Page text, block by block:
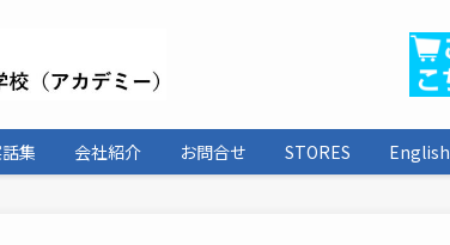
集 会社紹介 お問合せ STORES English